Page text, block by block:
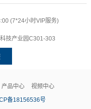
(7*24小时VIP服务)
技产业园C301-303
产品中心
视频中心
备18156536号